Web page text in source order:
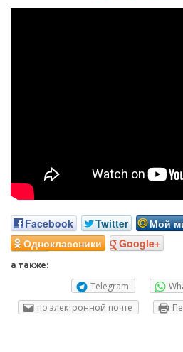
Facebook Twitter Мой
Одноклассники
Google+
а также:
Telegram
по электронной почте